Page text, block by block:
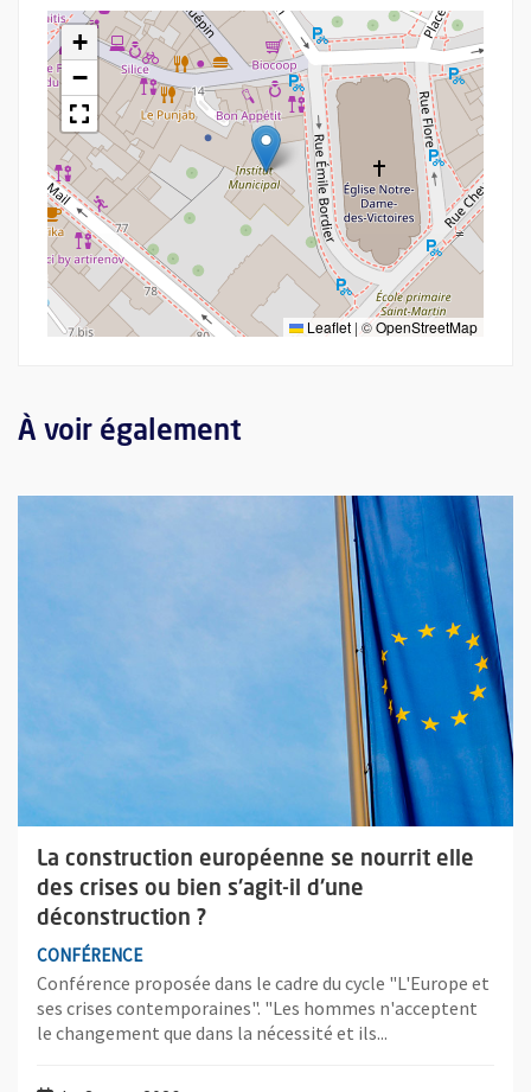
+
−
Leaflet | ©OpenStreetMap
À voir également
La construction européenne se nourrit elle
des crises ou bien s'agit-il d'une
déconstruction ?
CONFÉRENCE
Conférence proposée dans le cadre du cycle "L'Europe et
ses crises contemporaines". "Les hommes n'acceptent
le changement que dans la nécessité et ils...
Plus d'information sur l'évènement : La construction